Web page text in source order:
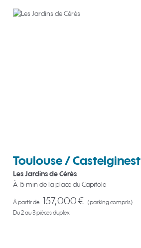
Toulouse / Castelginest
Les Jardins de Cérès
À 15 min de la place du Capitole
À partir de 157,000 € (parking compris)
Du 2 au 3 pièces duplex